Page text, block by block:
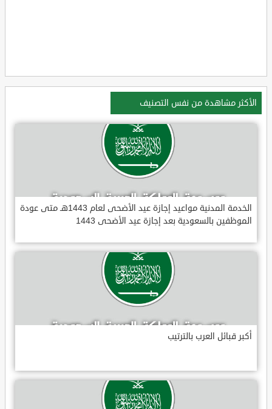
الأكثر مشاهدة من نفس التصنيف
الخدمة المدنية مواعيد إجازة عيد الأضحى لعام 1443هـ متى عودة
الموظفين بالسعودية بعد إجازة عيد الأضحى 1443
أكبر قبائل العرب بالترتيب